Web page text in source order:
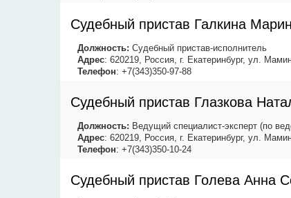
Судебный пристав Галкина
Должность: Судебный пристав-исполнитель
Адрес: 620219, Россия, г. Екатеринбург, ул.
Телефон: +7(343)350-97-88
Судебный пристав Глазкова
Должность: Ведущий специалист-эксперт (по
Адрес: 620219, Россия, г. Екатеринбург, ул.
Телефон: +7(343)350-10-24
Судебный пристав Голева Анна